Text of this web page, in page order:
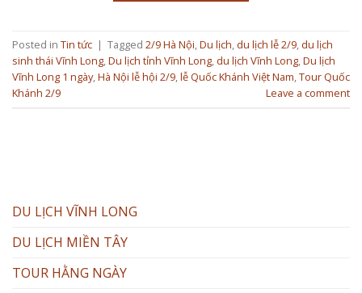
Posted in Tin tức | Tagged 2/9 Hà Nội,Du lịch, du lịch lễ 2/9, du lịch
sinh thái Vĩnh Long,Du lịch tỉnh Vĩnh Long, du lịch Vĩnh Long,Du lịch
Vĩnh Long 1 ngày,Hà Nội lễ hội 2/9,lễ Quốc Khánh Việt Nam,Tour Quốc
Khánh 2/9
Leave a comment
DU LỊCH VĨNH LONG
DU LỊCH MIỀN TÂY
TOUR HẰNG NGÀY